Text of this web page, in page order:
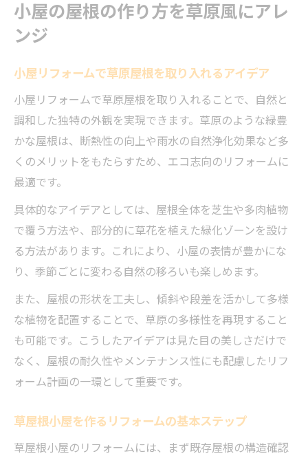
小屋の屋根の作り方を草原風にアレ
ンジ
小屋リフォームで草原屋根を取り入れるアイデア
小屋リフォームで草原屋根を取り入れることで、自然と
調和した独特の外観を実現できます。草原のような緑豊
かな屋根は、断熱性の向上や雨水の自然浄化効果など多
くのメリットをもたらすため、エコ志向のリフォームに
最適です。
具体的なアイデアとしては、屋根全体を芝生や多肉植物
で覆う方法や、部分的に草花を植えた緑化ゾーンを設け
る方法があります。これにより、小屋の表情が豊かにな
り、季節ごとに変わる自然の移ろいも楽しめます。
また、屋根の形状を工夫し、傾斜や段差を活かして多様
な植物を配置することで、草原の多様性を再現すること
も可能です。こうしたアイデアは見た目の美しさだけで
なく、屋根の耐久性やメンテナンス性にも配慮したリフ
ォーム計画の一環として重要です。
草屋根小屋を作るリフォームの基本ステップ
草屋根小屋のリフォームには、まず既存屋根の構造確認